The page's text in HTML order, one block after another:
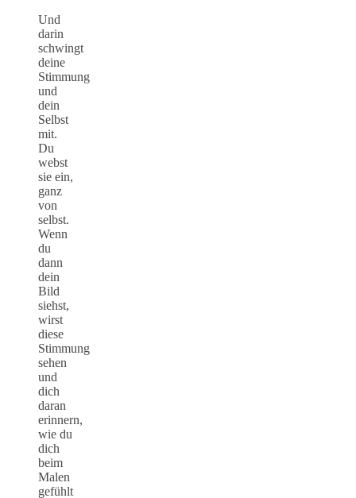
Und
darin
schwingt
deine
Stimmung
und
dein
Selbst
mit.
Du
webst
sie ein,
ganz
von
selbst.
Wenn
du
dann
dein
Bild
siehst,
wirst
diese
Stimmung
sehen
und
dich
daran
erinnern,
wie du
dich
beim
Malen
gefühlt